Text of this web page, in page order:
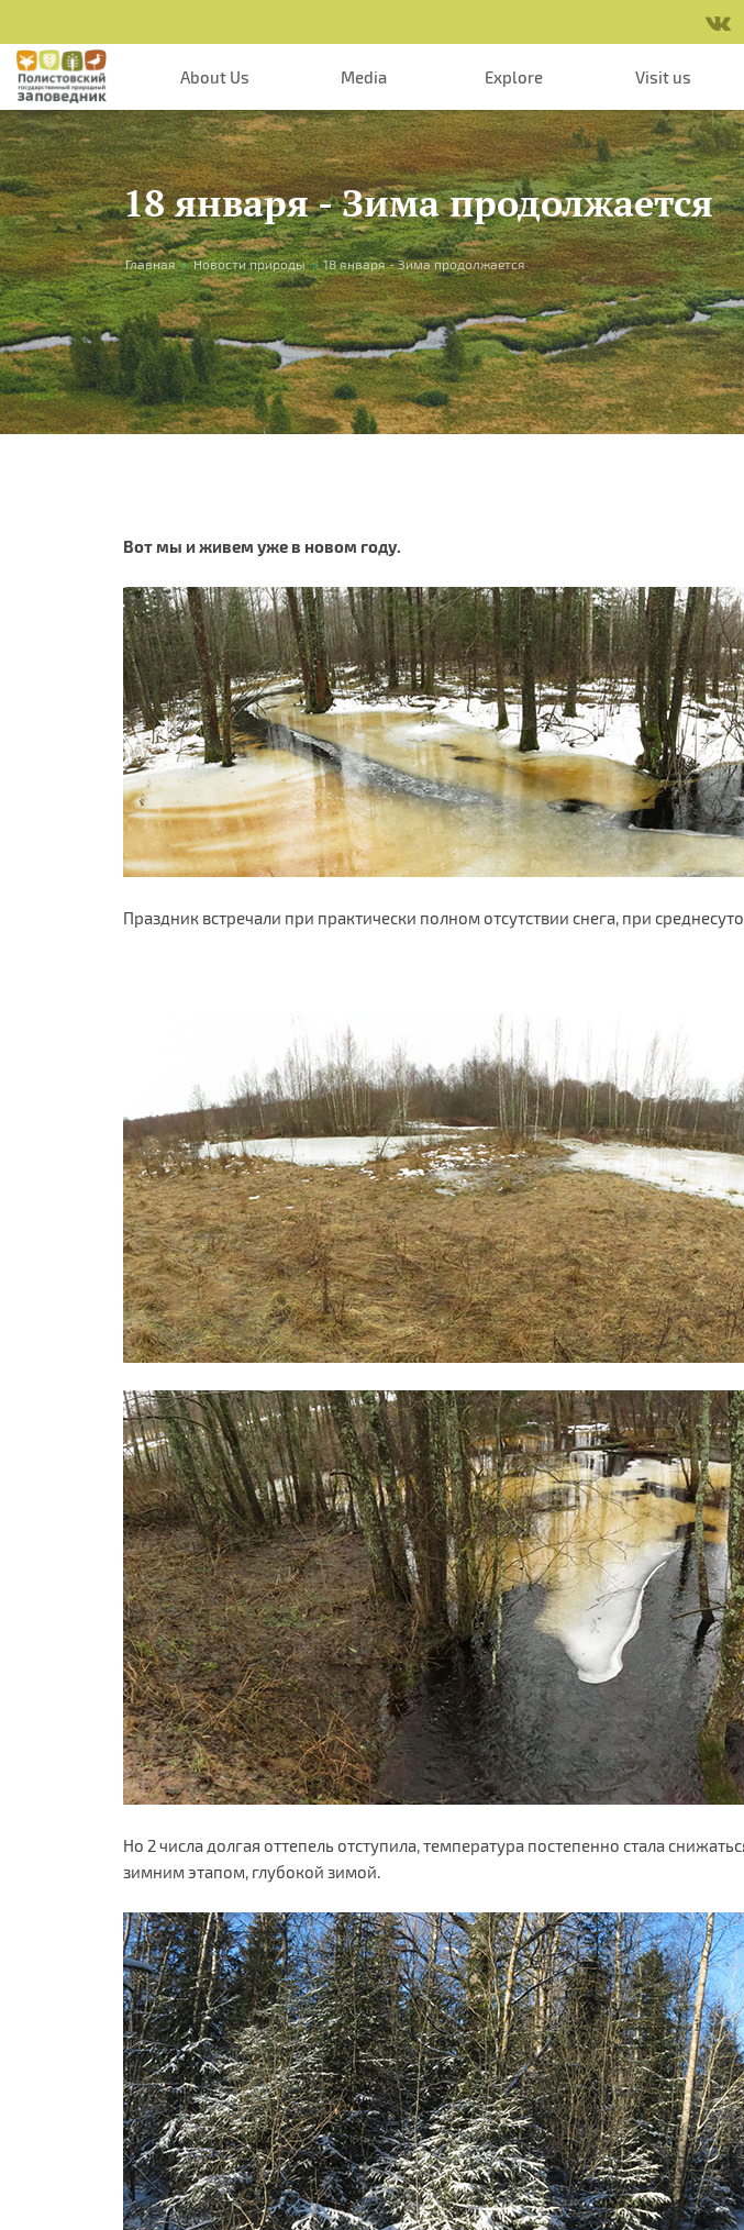
About Us Media Explore Visit us
18 января - Зима продолжается
You are here
Главная » Новости природы » 18 января - Зима продолжается
Вот мы и живем уже в новом году.
Праздник встречали при практически полном отсутствии снега, при
Но 2 числа долгая оттепель отступила, температура постепенно стала
зимним этапом, глубокой зимой.